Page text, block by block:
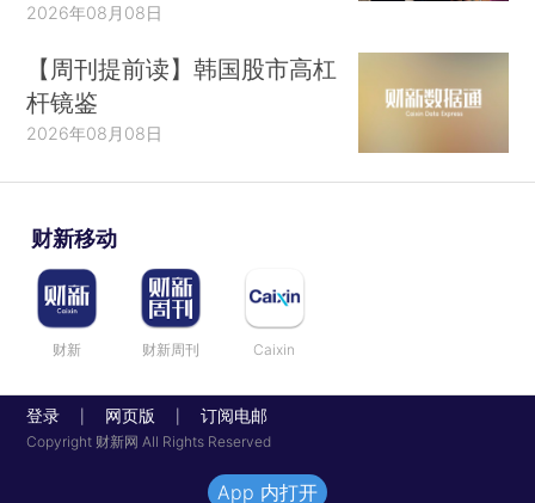
2026年08月08日
【周刊提前读】韩国股市高杠
杆镜鉴
2026年08月08日
财新移动
财新 财新周刊 Caixin
登录 网页版 订阅电邮
Copyright 财新网 All Rights Reserved
App 内打开